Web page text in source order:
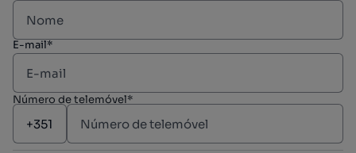
E-mail*
Número de telemóvel*